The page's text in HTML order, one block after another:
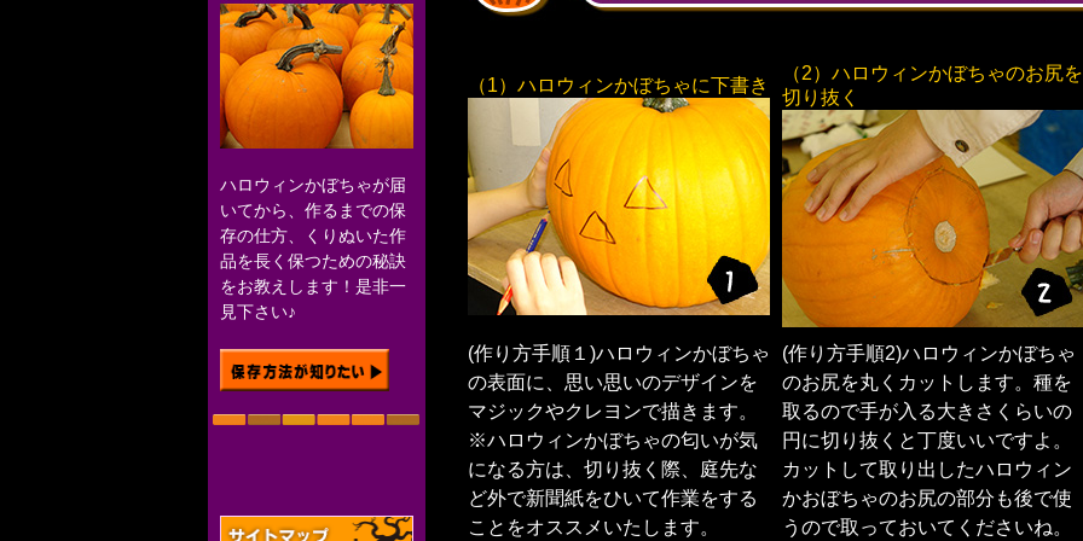
ハロウィンかぼちゃが届
いてから、作るまでの保
存の仕方、くりぬいた作
品を長く保つための秘訣
をお教えします！是非一
見下さい♪
（1）ハロウィンかぼちゃに下書き
（2）ハロウィンかぼちゃのお尻を
切り抜く
(作り方手順１)ハロウィンかぼちゃ
の表面に、思い思いのデザインを
マジックやクレヨンで描きます。
※ハロウィンかぼちゃの匂いが気
になる方は、切り抜く際、庭先な
ど外で新聞紙をひいて作業をする
ことをオススメいたします。
(作り方手順2)ハロウィンかぼちゃ
のお尻を丸くカットします。種を
取るので手が入る大きさくらいの
円に切り抜くと丁度いいですよ。
カットして取り出したハロウィン
かおぼちゃのお尻の部分も後で使
うので取っておいてくださいね。